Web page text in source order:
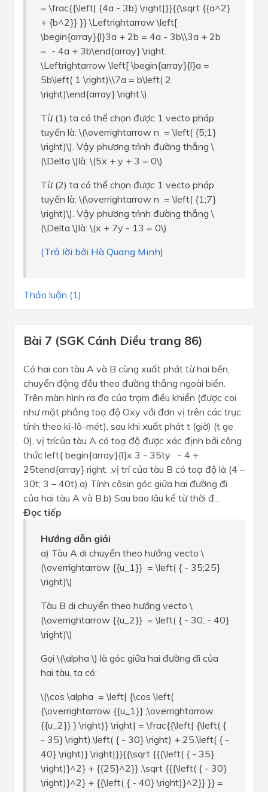
= \frac{{\left| {4a - 3b} \right|}}{{\sqrt {{a^2}
+ {b^2}} }} \Leftrightarrow \left[
\begin{array}{l}3a + 2b = 4a - 3b\\3a + 2b
= - 4a + 3b\end{array} \right.
\Leftrightarrow \left[ \begin{array}{l}a =
5b\left( 1 \right)\\7a = b\left( 2
\right)\end{array} \right.\)
Từ (1) ta có thể chọn được 1 vecto pháp
tuyến là: \(\overrightarrow n = \left( {5;1}
\right)\). Vậy phương trình đường thẳng \
(\Delta \)là: \(5x + y + 3 = 0\)
Từ (2) ta có thể chọn được 1 vecto pháp
tuyến là: \(\overrightarrow n = \left( {1;7}
\right)\). Vậy phương trình đường thẳng \
(\Delta \)là: \(x + 7y - 13 = 0\)
(Trả lời bởi Hà Quang Minh)
Thảo luận (1)
Bài 7 (SGK Cánh Diều trang 86)
Có hai con tàu A và B cùng xuất phát từ hai bến,
chuyển động đều theo đường thẳng ngoài biển.
Trên màn hình ra đa của trạm điều khiển (được coi
như mặt phẳng toạ độ Oxy với đơn vị trên các trục
tính theo ki-lô-mét), sau khi xuất phát t (giờ) (t ge
0), vị trícủa tàu A có toạ độ được xác định bởi công
thức left{ begin{array}{l}x 3 - 35ty - 4 +
25tend{array} right. ,vị trí của tàu B có toạ độ là (4 –
30t; 3 – 40t).a) Tính côsin góc giữa hai đường đi
của hai tàu A và B.b) Sau bao lâu kể từ thời đ...
Đọc tiếp
Hướng dẫn giải
a) Tàu A di chuyển theo hướng vecto \
(\overrightarrow {{u_1}} = \left( { - 35;25}
\right)\)
Tàu B di chuyển theo hướng vecto \
(\overrightarrow {{u_2}} = \left( { - 30; - 40}
\right)\)
Gọi \(\alpha \) là góc giữa hai đường đi của
hai tàu, ta có:
\(\cos \alpha = \left| {\cos \left(
{\overrightarrow {{u_1}} ;\overrightarrow
{{u_2}} } \right)} \right| = \frac{{\left| {\left( {
- 35} \right).\left( { - 30} \right) + 25.\left( { -
40} \right)} \right|}}{{\sqrt {{{\left( { - 35}
\right)}^2} + {{25}^2}} .\sqrt {{{\left( { - 30}
\right)}^2} + {{\left( { - 40} \right)}^2}} }} =